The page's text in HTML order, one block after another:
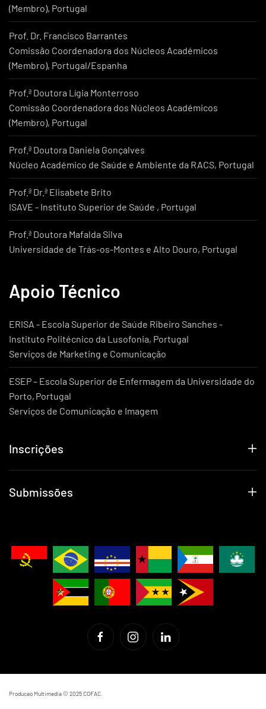
(Membro), Portugal
Prof. Dr. Francisco Barrantes
Comissão Coordenadora dos Núcleos Académicos
(Membro), Portugal/Espanha
Prof.ª Doutora Lígia Monterroso
Comissão Coordenadora dos Núcleos Académicos
(Membro), Portugal
Prof.ª Doutora Daniela Gonçalves
Núcleo Académico de Saúde e Ambiente da RACS, Portugal
Prof.ª Dr.ª Elisabete Brito
ISAVE - Instituto Superior de Saúde , Portugal
Prof.ª Doutora Mafalda Silva
Universidade de Trás-os-Montes e Alto Douro, Portugal
Apoio Técnico
ERISA - Escola Superior de Saúde Ribeiro Sanches -
Instituto Politécnico da Lusofonia, Portugal
Serviços de Marketing e Comunicação
ESEP – Escola Superior de Enfermagem da Universidade do
Porto, Portugal
Serviços de Comunicação e Imagem
Inscrições
Submissões
Producao Multimedia © 2025 COFAC.